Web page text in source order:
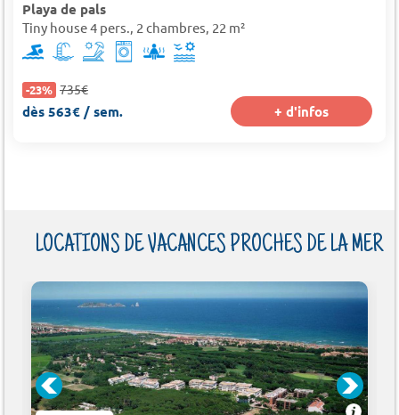
Playa de pals
Tiny house 4 pers., 2 chambres, 22 m²
-23% 735€
dès 563€ / sem. + d'infos
LOCATIONS DE VACANCES PROCHES DE LA MER